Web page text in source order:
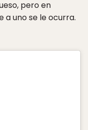
pero en
a uno se le ocurra.